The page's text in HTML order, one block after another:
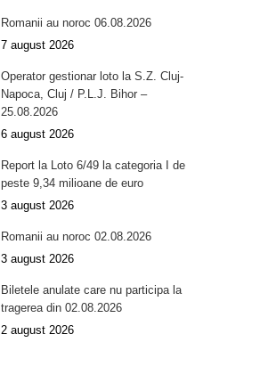
Romanii au noroc 06.08.2026
7 august 2026
Operator gestionar loto la S.Z. Cluj-
Napoca, Cluj / P.L.J. Bihor –
25.08.2026
6 august 2026
Report la Loto 6/49 la categoria I de
peste 9,34 milioane de euro
3 august 2026
Romanii au noroc 02.08.2026
3 august 2026
Biletele anulate care nu participa la
tragerea din 02.08.2026
2 august 2026